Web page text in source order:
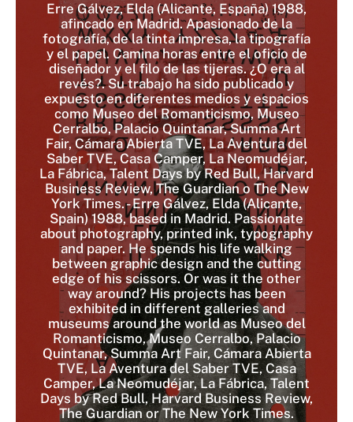
Erre Gálvez, Elda (Alicante, España) 1988,
afincado en Madrid. Apasionado de la
fotografía, de la tinta impresa, la tipografía
y el papel. Camina horas entre el oficio de
diseñador y el filo de las tijeras. ¿O era al
revés?. Su trabajo ha sido publicado y
expuesto en diferentes medios y espacios
como Museo del Romanticismo, Museo
Cerralbo, Palacio Quintanar, Summa Art
Fair, Cámara Abierta TVE, La Aventura del
Saber TVE, Casa Camper, La Neomudéjar,
La Fábrica, Talent Days by Red Bull, Harvard
Business Review, The Guardian o The New
York Times. - Erre Gálvez, Elda (Alicante,
Spain) 1988, based in Madrid. Passionate
about photography, printed ink, typography
and paper. He spends his life walking
between graphic design and the cutting
edge of his scissors. Or was it the other
way around? His projects has been
exhibited in different galleries and
museums around the world as Museo del
Romanticismo, Museo Cerralbo, Palacio
Quintanar, Summa Art Fair, Cámara Abierta
TVE, La Aventura del Saber TVE, Casa
Camper, La Neomudéjar, La Fábrica, Talent
Days by Red Bull, Harvard Business Review,
The Guardian or The New York Times.